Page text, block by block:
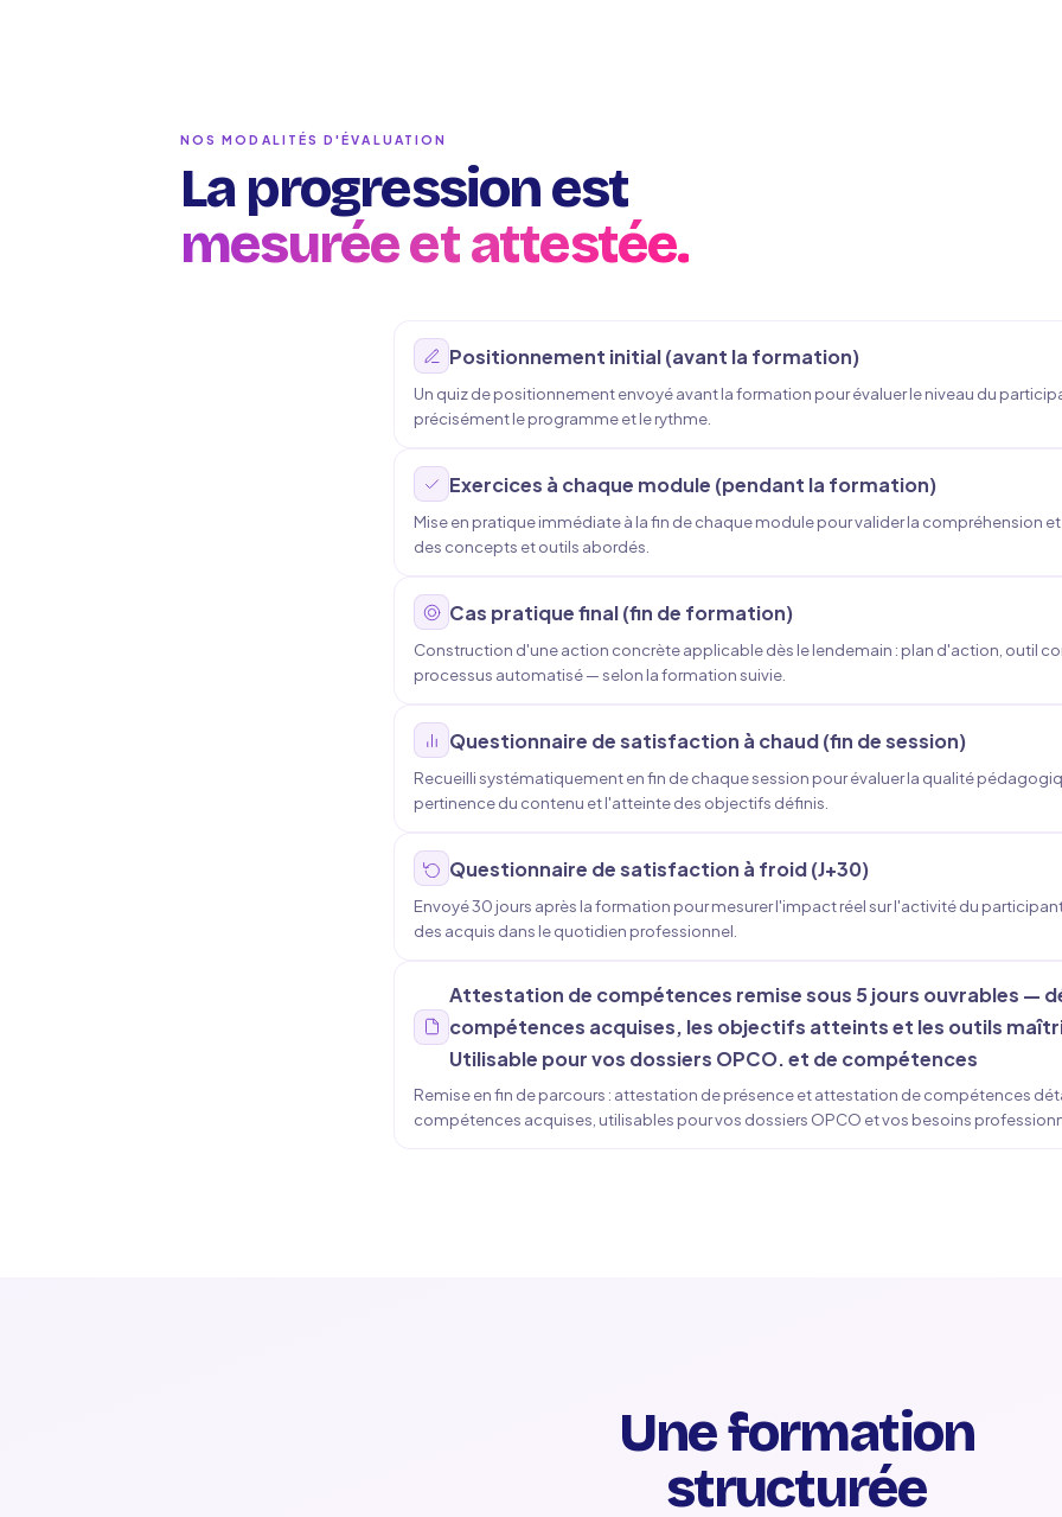
NOS MODALITÉS D'ÉVALUATION
La progression est
mesurée et attestée.
Positionnement initial (avant la formation)
Un quiz de positionnement envoyé avant la formation pour évaluer le niveau du
précisément le programme et le rythme.
Exercices à chaque module (pendant la formation)
Mise en pratique immédiate à la fin de chaque module pour valider la compréhension
des concepts et outils abordés.
Cas pratique final (fin de formation)
Construction d'une action concrète applicable dès le lendemain : plan d'action, outil
processus automatisé — selon la formation suivie.
Questionnaire de satisfaction à chaud (fin de session)
Recueilli systématiquement en fin de chaque session pour évaluer la qualité
pertinence du contenu et l'atteinte des objectifs définis.
Questionnaire de satisfaction à froid (J+30)
Envoyé 30 jours après la formation pour mesurer l'impact réel sur l'activité du
des acquis dans le quotidien professionnel.
Attestation de compétences remise sous 5 jours ouvrables —
compétences acquises, les objectifs atteints et les outils
Utilisable pour vos dossiers OPCO. et de compétences
Remise en fin de parcours : attestation de présence et attestation de compétences
compétences acquises, utilisables pour vos dossiers OPCO et vos besoins
Une formation
structurée